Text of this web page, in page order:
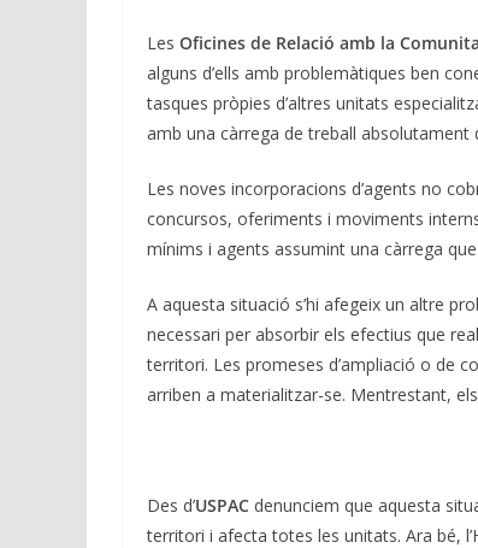
Les Oficines de Relació amb la
alguns d’ells amb problemàtiques ben
tasques pròpies d’altres unitats
amb una càrrega de treball absolutament
Les noves incorporacions d’agents no
concursos, oferiments i moviments
mínims i agents assumint una càrrega
A aquesta situació s’hi afegeix un altre
necessari per absorbir els efectius que
territori. Les promeses d’ampliació o de
arriben a materialitzar-se. Mentrestant,
Des d’USPAC denunciem que aquesta
territori i afecta totes les unitats. Ara bé,